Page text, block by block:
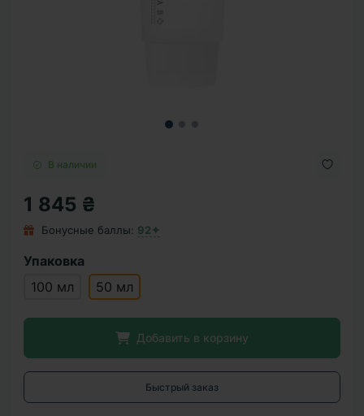
В наличии
1 845 ₴
Бонусные баллы: 92✦
Упаковка
100 мл
50 мл
Добавить в корзину
Быстрый заказ